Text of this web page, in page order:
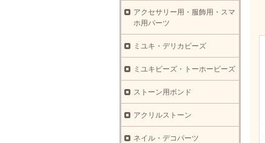
アクセサリー用・服飾用・スマ
ホ用パーツ
ミユキ・デリカビーズ
ミユキビーズ・トーホービーズ
ストーン用ボンド
アクリルストーン
ネイル・デコパーツ